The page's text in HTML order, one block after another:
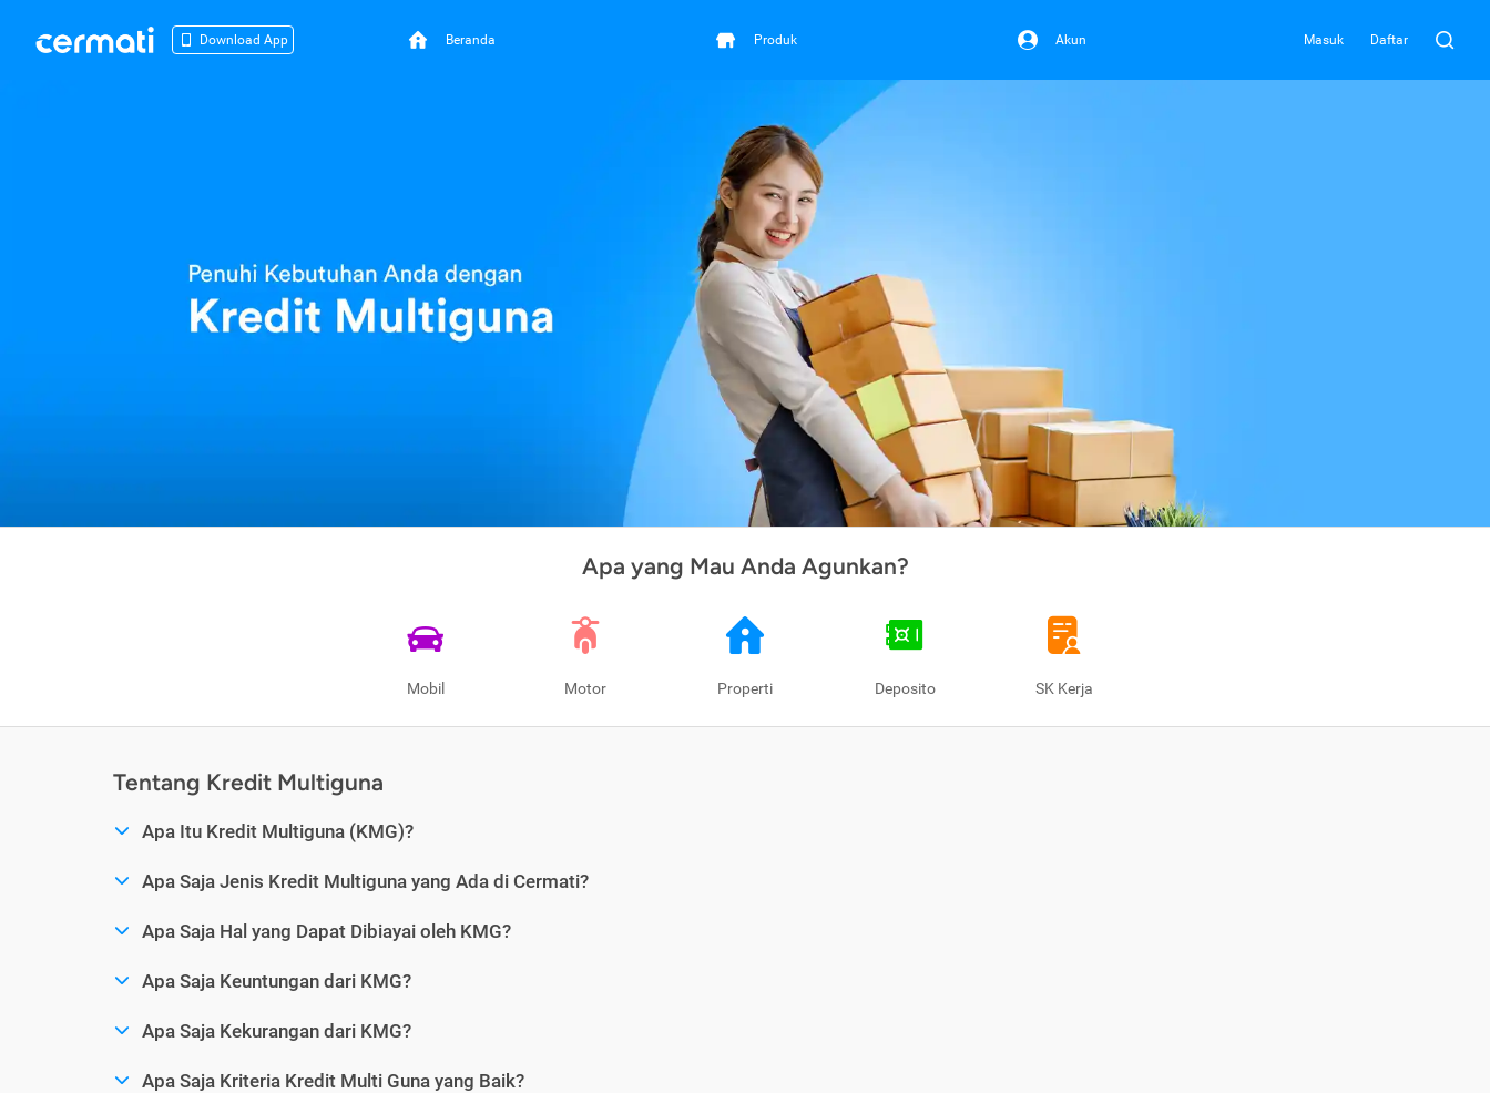
Download App Beranda Produk Akun Masuk Daftar
Apa yang Mau Anda Agunkan?
Mobil Motor Properti Deposito SK Kerja
Tentang Kredit Multiguna
Apa Itu Kredit Multiguna (KMG)?
Apa Saja Jenis Kredit Multiguna yang Ada di Cermati?
Apa Saja Hal yang Dapat Dibiayai oleh KMG?
Apa Saja Keuntungan dari KMG?
Apa Saja Kekurangan dari KMG?
Apa Saja Kriteria Kredit Multi Guna yang Baik?